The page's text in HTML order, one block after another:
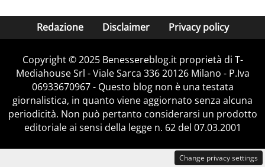
Redazione Disclaimer Privacy policy
Copyright © 2025 Benessereblog.it proprietà di T-
Mediahouse Srl - Viale Sarca 336 20126 Milano - P.Iva
06933670967 - Questo blog non è una testata
giornalistica, in quanto viene aggiornato senza alcuna
periodicità. Non può pertanto considerarsi un prodotto
editoriale ai sensi della legge n. 62 del 07.03.2001
Change privacy settings